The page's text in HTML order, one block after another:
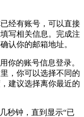
经有账号，可以直接
写相关信息。完成注
认你的邮箱地址。
你的账号信息登录。
，你可以选择不同的
建议选择离你最近的
秒钟，直到显示“已